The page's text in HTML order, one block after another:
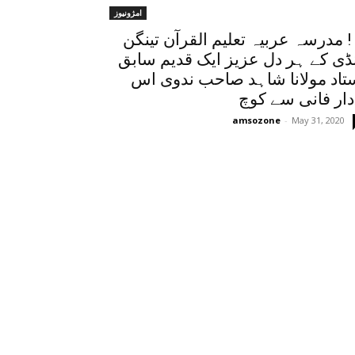
امژونیوز
مدرسہ عربیہ تعلیم القرآن تینگن
کے ہر دل عزیز ایک قدیم سابق
مولانا شاہد صاحب ندوی اس
amsozone - May 31, 2020